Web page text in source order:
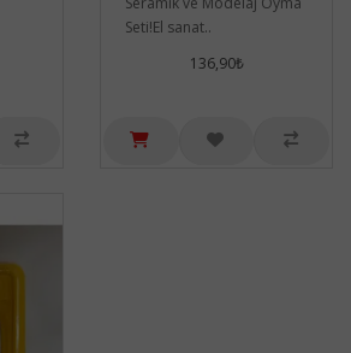
Seti!El sanat..
136,90₺